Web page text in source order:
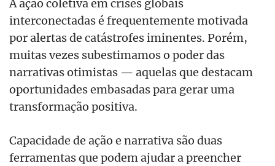
A ação coletiva em crises globais
interconectadas é frequentemente motivada
por alertas de catástrofes iminentes. Porém,
muitas vezes subestimamos o poder das
narrativas otimistas — aquelas que destacam
oportunidades embasadas para gerar uma
transformação positiva.
Capacidade de ação e narrativa são duas
ferramentas que podem ajudar a preencher